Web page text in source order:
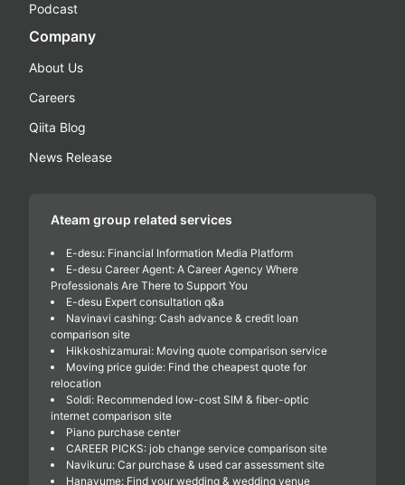
Podcast
Company
About Us
Careers
Qiita Blog
News Release
Ateam group related services
E-desu: Financial Information Media Platform
E-desu Career Agent: A Career Agency Where
Professionals Are There to Support You
E-desu Expert consultation q&a
Navinavi cashing: Cash advance & credit loan
comparison site
Hikkoshizamurai: Moving quote comparison service
Moving price guide: Find the cheapest quote for
relocation
Soldi: Recommended low-cost SIM & fiber-optic
internet comparison site
Piano purchase center
CAREER PICKS: job change service comparison site
Navikuru: Car purchase & used car assessment site
Hanayume: Find your wedding & wedding venue